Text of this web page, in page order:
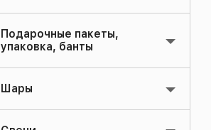
Подарочные пакеты,
упаковка, банты
Шары